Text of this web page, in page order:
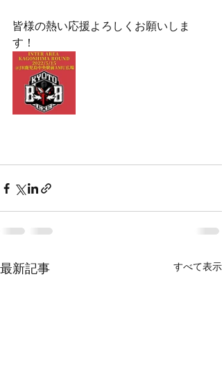
皆様の熱い応援よろしくお願いしま
す！
最新記事 すべて表示